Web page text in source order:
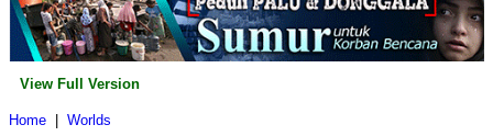
View Full Version
Home
Worlds